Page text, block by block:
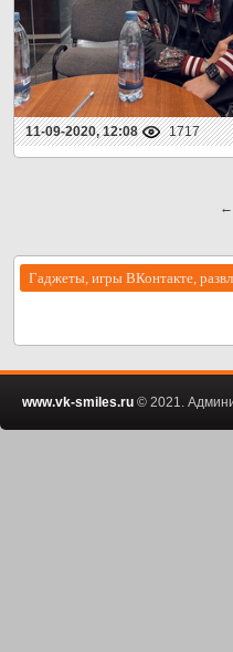
11-09-2020, 12:08 1717
Гаджеты, игры ВКонтакте,
www.vk-smiles.ru © 2021.